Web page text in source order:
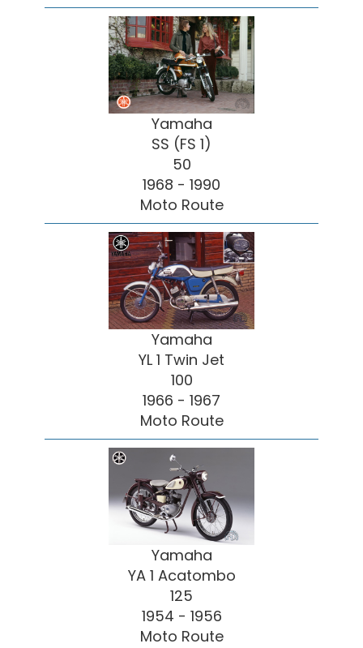
Yamaha
SS (FS 1)
50
1968 - 1990
Moto Route
Yamaha
YL 1 Twin Jet
100
1966 - 1967
Moto Route
Yamaha
YA 1 Acatombo
125
1954 - 1956
Moto Route